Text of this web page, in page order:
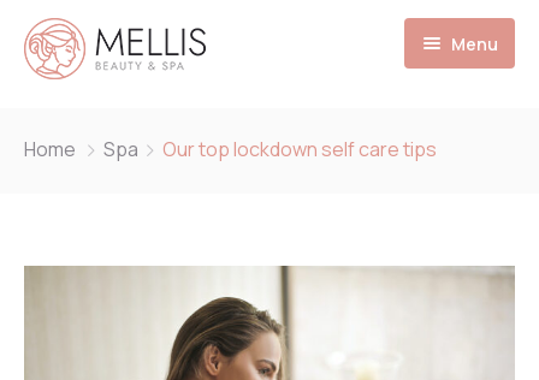
Menu
Home Spa Our top lockdown self care tips